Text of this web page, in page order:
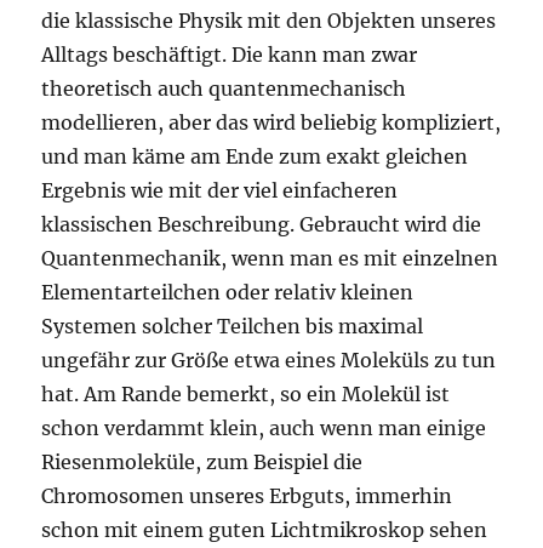
die klassische Physik mit den Objekten unseres
Alltags beschäftigt. Die kann man zwar
theoretisch auch quantenmechanisch
modellieren, aber das wird beliebig kompliziert,
und man käme am Ende zum exakt gleichen
Ergebnis wie mit der viel einfacheren
klassischen Beschreibung. Gebraucht wird die
Quantenmechanik, wenn man es mit einzelnen
Elementarteilchen oder relativ kleinen
Systemen solcher Teilchen bis maximal
ungefähr zur Größe etwa eines Moleküls zu tun
hat. Am Rande bemerkt, so ein Molekül ist
schon verdammt klein, auch wenn man einige
Riesenmoleküle, zum Beispiel die
Chromosomen unseres Erbguts, immerhin
schon mit einem guten Lichtmikroskop sehen